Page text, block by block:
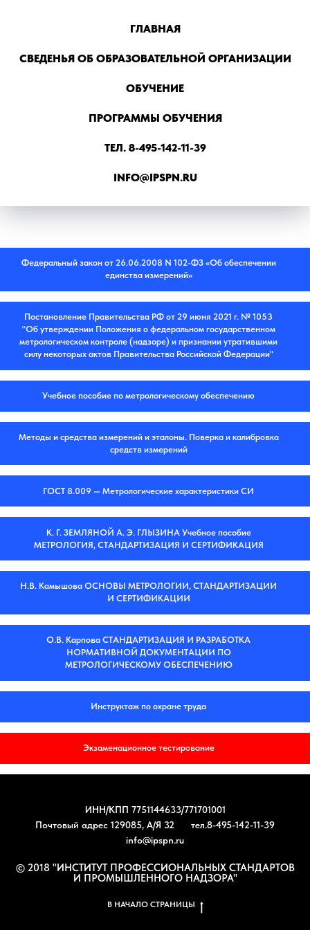
ГЛАВНАЯ
СВЕДЕНЬЯ ОБ ОБРАЗОВАТЕЛЬНОЙ ОРГАНИЗАЦИИ
ОБУЧЕНИЕ
ПРОГРАММЫ ОБУЧЕНИЯ
ТЕЛ. 8-495-142-11-39
INFO@IPSPN.RU
Федеральный закон от 26.06.2008 N 102-ФЗ «Об обеспечении
единства измерений»
Постановление Правительства РФ от 29 июня 2021 г. № 1053
"Об утверждении Положения о федеральном государственном
метрологическом контроле (надзоре) и признании утратившими
силу некоторых актов Правительства Российской Федерации"
Учебное пособие по метрологическому обеспечению
Методы и средства измерений и эталоны. Поверка и калибровка
средств измерений
ГОСТ 8.009 — Метрологические характеристики СИ
К. Г. ЗЕМЛЯНОЙ А. Э. ГЛЫЗИНА Учебное пособие
МЕТРОЛОГИЯ, СТАНДАРТИЗАЦИЯ И СЕРТИФИКАЦИЯ
Н.В. Камышова ОСНОВЫ МЕТРОЛОГИИ, СТАНДАРТИЗАЦИИ
И СЕРТИФИКАЦИИ
О.В. Карпова СТАНДАРТИЗАЦИЯ И РАЗРАБОТКА
НОРМАТИВНОЙ ДОКУМЕНТАЦИИ ПО
МЕТРОЛОГИЧЕСКОМУ ОБЕСПЕЧЕНИЮ
Инструктаж по охране труда
Экзаменационное тестирование
ИНН/КПП 7751144633/771701001
Почтовый адрес 129085, А/Я 32
тел.8-495-142-11-39
info@ipspn.ru
© 2018 "ИНСТИТУТ ПРОФЕССИОНАЛЬНЫХ СТАНДАРТОВ
И ПРОМЫШЛЕННОГО НАДЗОРА"
В НАЧАЛО СТРАНИЦЫ